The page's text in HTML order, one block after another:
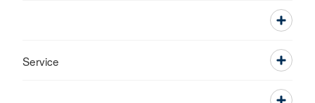
Service